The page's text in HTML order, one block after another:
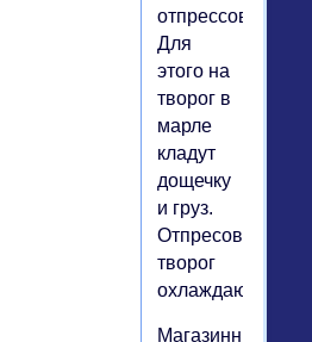
отпрессовывают.
Для
этого на
творог в
марле
кладут
дощечку
и груз.
Отпресованный
творог
охлаждают.
Магазинный